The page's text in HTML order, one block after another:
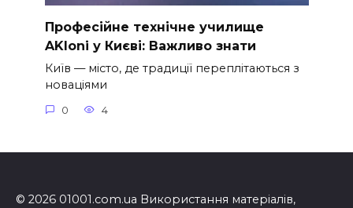
Професійне технічне училище
AKloni у Києві: Важливо знати
Київ — місто, де традиції переплітаються з
новаціями
0 4
© 2026 01001.com.ua Використання матеріалів,